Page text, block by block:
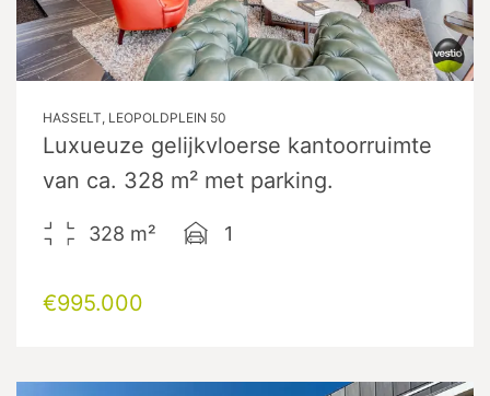
HASSELT, LEOPOLDPLEIN 50
Luxueuze gelijkvloerse kantoorruimte
van ca. 328 m² met parking.
328 m² 1
€995.000